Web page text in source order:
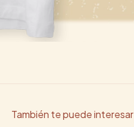
También te puede interesar